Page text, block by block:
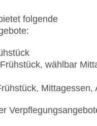
Anlage: 82 qm
8, Etagen: 4,
folgende
wählbar
Mittagessen,